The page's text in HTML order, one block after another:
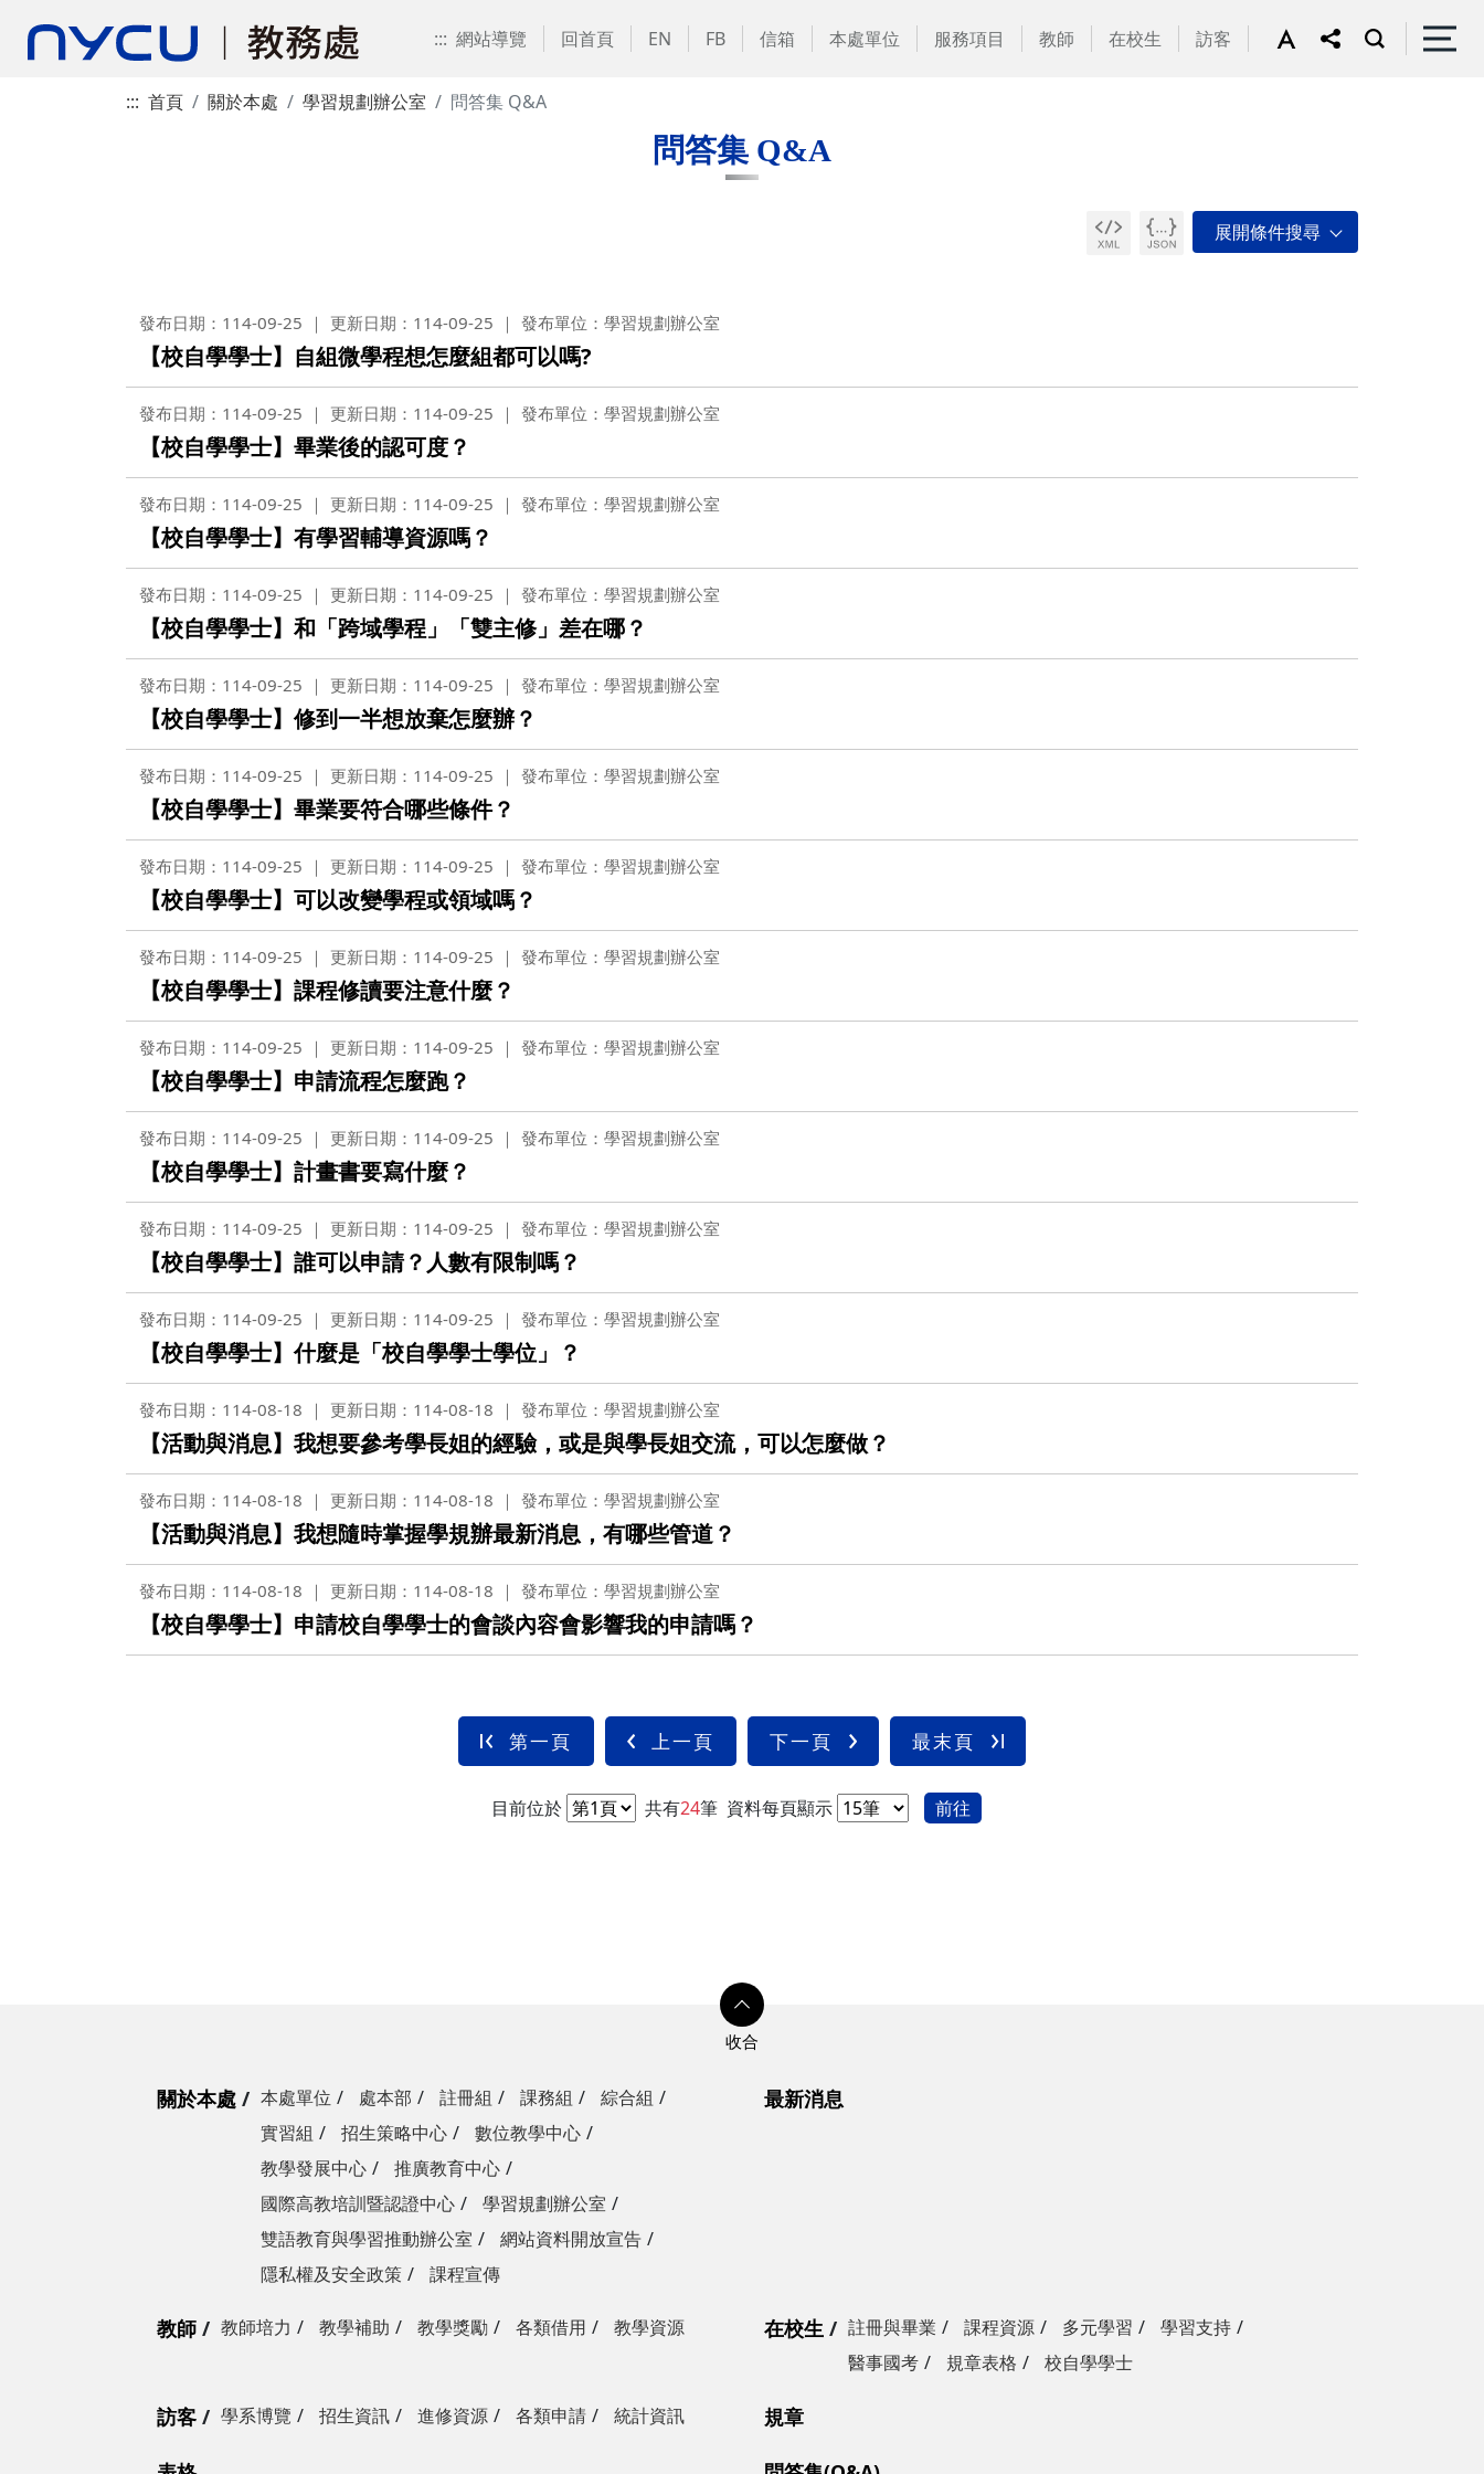
::: 網站導覽 回首頁 EN FB 信箱 本處單位 服務項目 教師 在校生 訪客
::: 首頁 關於本處 學習規劃辦公室 問答集 Q&A
問答集 Q&A
發布日期：114-09-25 更新日期：114-09-25 發布單位：學習規劃辦公室
【校自學學士】自組微學程想怎麼組都可以嗎?
發布日期：114-09-25 更新日期：114-09-25 發布單位：學習規劃辦公室
【校自學學士】畢業後的認可度？
發布日期：114-09-25 更新日期：114-09-25 發布單位：學習規劃辦公室
【校自學學士】有學習輔導資源嗎？
發布日期：114-09-25 更新日期：114-09-25 發布單位：學習規劃辦公室
【校自學學士】和「跨域學程」「雙主修」差在哪？
發布日期：114-09-25 更新日期：114-09-25 發布單位：學習規劃辦公室
【校自學學士】修到一半想放棄怎麼辦？
發布日期：114-09-25 更新日期：114-09-25 發布單位：學習規劃辦公室
【校自學學士】畢業要符合哪些條件？
發布日期：114-09-25 更新日期：114-09-25 發布單位：學習規劃辦公室
【校自學學士】可以改變學程或領域嗎？
發布日期：114-09-25 更新日期：114-09-25 發布單位：學習規劃辦公室
【校自學學士】課程修讀要注意什麼？
發布日期：114-09-25 更新日期：114-09-25 發布單位：學習規劃辦公室
【校自學學士】申請流程怎麼跑？
發布日期：114-09-25 更新日期：114-09-25 發布單位：學習規劃辦公室
【校自學學士】計畫書要寫什麼？
發布日期：114-09-25 更新日期：114-09-25 發布單位：學習規劃辦公室
【校自學學士】誰可以申請？人數有限制嗎？
發布日期：114-09-25 更新日期：114-09-25 發布單位：學習規劃辦公室
【校自學學士】什麼是「校自學學士學位」？
發布日期：114-08-18 更新日期：114-08-18 發布單位：學習規劃辦公室
【活動與消息】我想要參考學長姐的經驗，或是與學長姐交流，可以怎麼做？
發布日期：114-08-18 更新日期：114-08-18 發布單位：學習規劃辦公室
【活動與消息】我想隨時掌握學規辦最新消息，有哪些管道？
發布日期：114-08-18 更新日期：114-08-18 發布單位：學習規劃辦公室
【校自學學士】申請校自學學士的會談內容會影響我的申請嗎？
第一頁 上一頁 下一頁 最末頁
目前位於 共有24筆 資料每頁顯示 前往
關於本處 本處單位 處本部 註冊組 課務組
綜合組
實習組
招生策略中心
數位教學中心
教學發展中心
推廣教育中心
國際高教培訓暨認證中心
學習規劃辦公室
雙語教育與學習推動辦公室
網站資料開放宣告
隱私權及安全政策
課程宣傳
最新消息
教師 教師培力 教學補助 教學獎勵 各類借用 教學資源 在校生 註冊與畢業 課程資源 多元學習
學習支持
醫事國考
規章表格 校自學學士
訪客 學系博覽 招生資訊 進修資源 各類申請 統計資訊 規章